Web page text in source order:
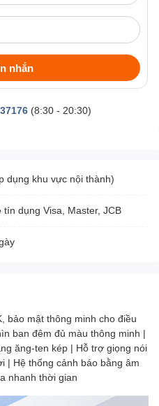
nhắn
(8:30 - 20:30)
dụng khu vực nội thành)
dụng Visa, Master, JCB
bảo mật thông minh cho điều
ban đêm đủ màu thông minh |
ăng-ten kép | Hỗ trợ giọng nói
| Hệ thống cảnh báo bằng âm
nhanh thời gian